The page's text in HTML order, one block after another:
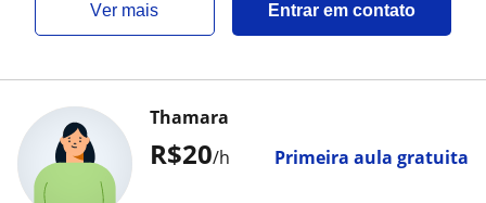
ver mais Entrar em contato
R$20/h Primeira aula gratuita
Thamara